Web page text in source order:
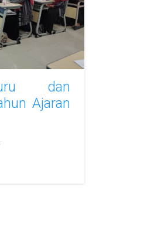
dan
Ajaran